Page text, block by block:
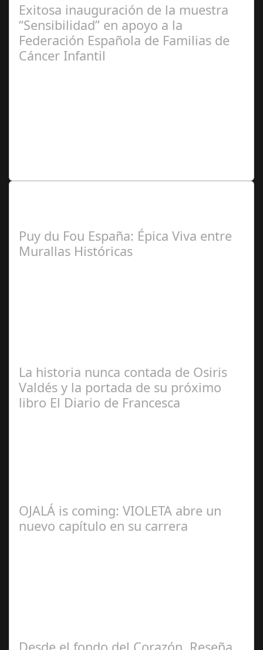
Exitosa inauguración de la muestra
“Sensibilidad” en apoyo a la
Federación Española de Familias de
Cáncer Infantil
Puy du Fou España: Épica Viva entre
Murallas Históricas
La historia nunca contada de Osiris
Valdés y la portada de su próximo
libro El Diario de Francesca
OJALÁ is coming: VIOLETA abre un
nuevo capítulo en su carrera